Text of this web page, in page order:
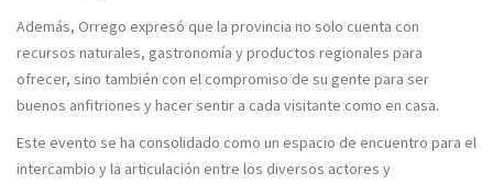
Además, Orrego expresó que la provincia no solo cuenta con
recursos naturales, gastronomía y productos regionales para
ofrecer, sino también con el compromiso de su gente para ser
buenos anfitriones y hacer sentir a cada visitante como en casa.
Este evento se ha consolidado como un espacio de encuentro para el
intercambio y la articulación entre los diversos actores y